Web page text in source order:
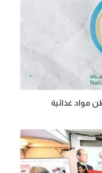
: تصدير 160 ألف طن مواد غذائية